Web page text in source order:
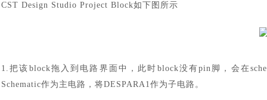
CST Design Studio Project Block如下图所示
1.把该block拖入到电路界面中，此时block没有pin脚，会在
Schematic作为主电路，将DESPARA1作为子电路。